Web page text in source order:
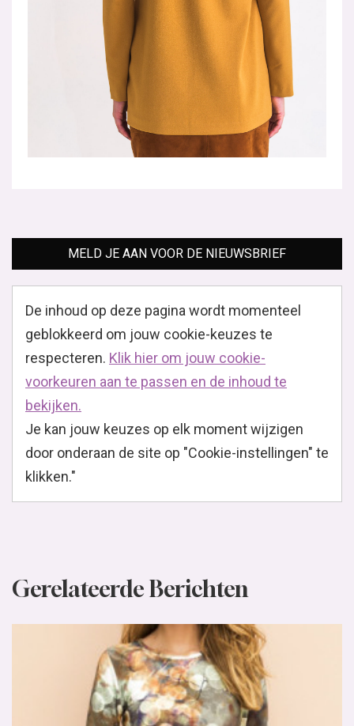
MELD JE AAN VOOR DE NIEUWSBRIEF
De inhoud op deze pagina wordt momenteel
geblokkeerd om jouw cookie-keuzes te
respecteren. Klik hier om jouw cookie-
voorkeuren aan te passen en de inhoud te
bekijken.
Je kan jouw keuzes op elk moment wijzigen
door onderaan de site op "Cookie-instellingen" te
klikken."
Gerelateerde Berichten